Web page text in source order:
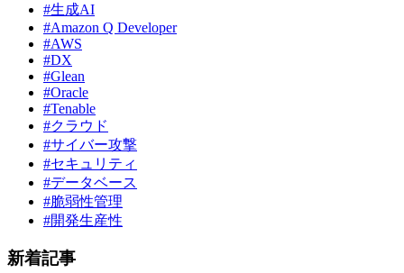
#生成AI
#Amazon Q Developer
#AWS
#DX
#Glean
#Oracle
#Tenable
#クラウド
#サイバー攻撃
#セキュリティ
#データベース
#脆弱性管理
#開発生産性
新着記事